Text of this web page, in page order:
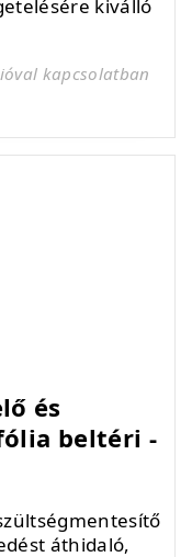
kiválló
kapcsolatban
és
beltéri -
áthidaló,